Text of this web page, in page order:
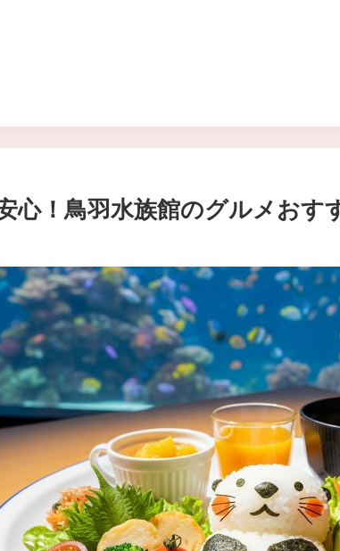
心！鳥羽水族館のグルメおす